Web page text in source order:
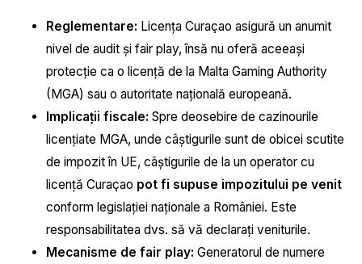
Reglementare: Licența Curaçao asigură un anumit
nivel de audit și fair play, însă nu oferă aceeași
protecție ca o licență de la Malta Gaming Authority
(MGA) sau o autoritate națională europeană.
Implicații fiscale: Spre deosebire de cazinourile
licențiate MGA, unde câștigurile sunt de obicei scutite
de impozit în UE, câștigurile de la un operator cu
licență Curaçao pot fi supuse impozitului pe venit
conform legislației naționale a României. Este
responsabilitatea dvs. să vă declarați veniturile.
Mecanisme de fair play: Generatorul de numere